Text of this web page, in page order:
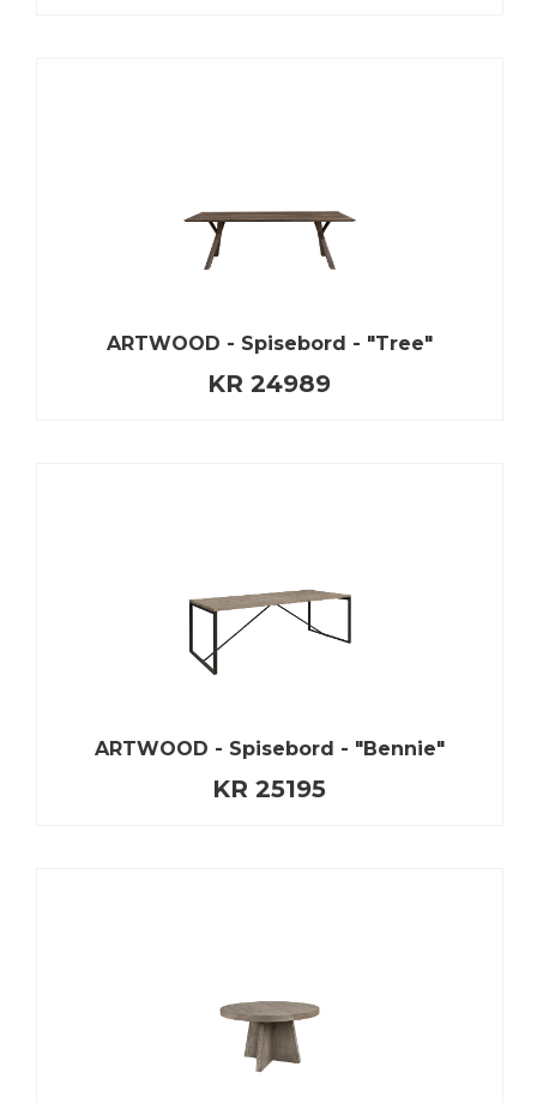
ARTWOOD - Spisebord - "Tree"
KR 24989
ARTWOOD - Spisebord - "Bennie"
KR 25195